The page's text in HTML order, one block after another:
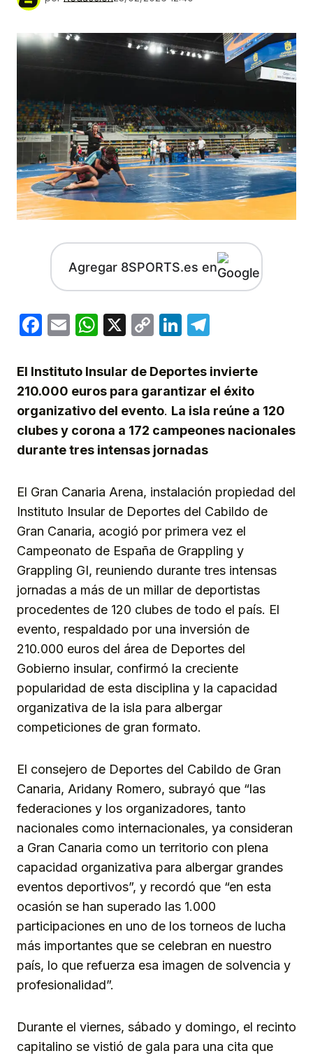
Agregar 8SPORTS.es en
Facebook
EmailWhatsApp
X
CopyLinkedIn
El Instituto Insular de Deportes invierte
210.000 euros para garantizar el éxito
organizativo del evento. La isla reúne a 120
clubes y corona a 172 campeones nacionales
durante tres intensas jornadas
El Gran Canaria Arena, instalación propiedad del
Instituto Insular de Deportes del Cabildo de
Gran Canaria, acogió por primera vez el
Campeonato de España de Grappling y
Grappling GI, reuniendo durante tres intensas
jornadas a más de un millar de deportistas
procedentes de 120 clubes de todo el país. El
evento, respaldado por una inversión de
210.000 euros del área de Deportes del
Gobierno insular, confirmó la creciente
popularidad de esta disciplina y la capacidad
organizativa de la isla para albergar
competiciones de gran formato.
El consejero de Deportes del Cabildo de Gran
Canaria, Aridany Romero, subrayó que “las
federaciones y los organizadores, tanto
nacionales como internacionales, ya consideran
a Gran Canaria como un territorio con plena
capacidad organizativa para albergar grandes
eventos deportivos”, y recordó que “en esta
ocasión se han superado las 1.000
participaciones en uno de los torneos de lucha
más importantes que se celebran en nuestro
país, lo que refuerza esa imagen de solvencia y
profesionalidad”.
Durante el viernes, sábado y domingo, el recinto
capitalino se vistió de gala para una cita que